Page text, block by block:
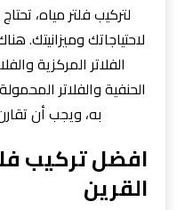
لتركيب فلتر مياه،
لاحتياجاتك وميزانيتك.
الفلاتر المركزية
الحنفية والفلاتر
به، ويجب أن
افضل تركيب
القرين